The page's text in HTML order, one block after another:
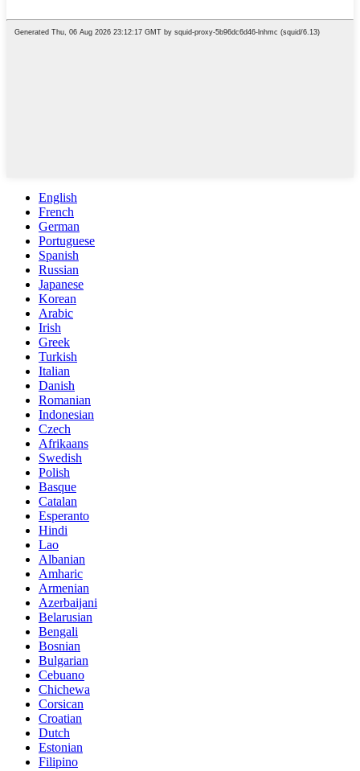
English
French
German
Portuguese
Spanish
Russian
Japanese
Korean
Arabic
Irish
Greek
Turkish
Italian
Danish
Romanian
Indonesian
Czech
Afrikaans
Swedish
Polish
Basque
Catalan
Esperanto
Hindi
Lao
Albanian
Amharic
Armenian
Azerbaijani
Belarusian
Bengali
Bosnian
Bulgarian
Cebuano
Chichewa
Corsican
Croatian
Dutch
Estonian
Filipino